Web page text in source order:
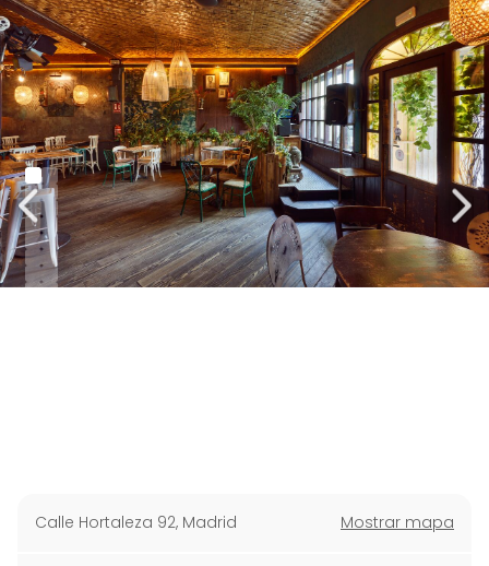
Calle Hortaleza 92, Madrid Mostrar mapa